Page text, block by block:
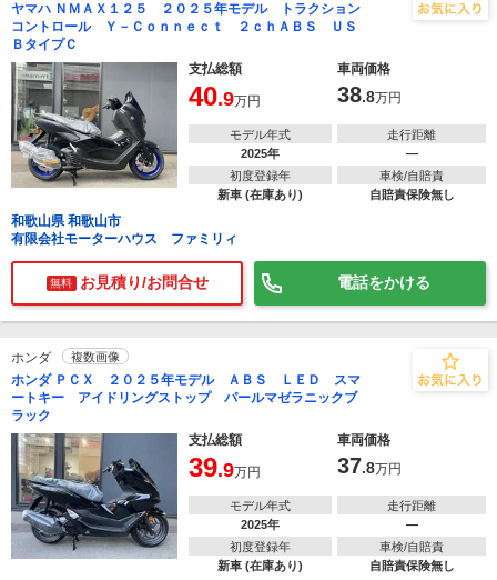
ヤマハ ＮＭＡＸ１２５ ２０２５年モデル トラクション
コントロール Ｙ－Ｃｏｎｎｅｃｔ ２ｃｈＡＢＳ ＵＳ
ＢタイプＣ
支払総額
車両価格
40.9万円 38.8万円
モデル年式
2025年
走行距離
―
初度登録年
新車 (在庫あり)
車検/自賠責
自賠責保険無し
和歌山県 和歌山市
有限会社モーターハウス ファミリィ
無料 お見積り/お問合せ 電話をかける
ホンダ 複数画像
ホンダ ＰＣＸ ２０２５年モデル ＡＢＳ ＬＥＤ スマ
ートキー アイドリングストップ パールマゼラニックブ
ラック
支払総額
車両価格
39.9万円 37.8万円
モデル年式
2025年
走行距離
―
初度登録年
新車 (在庫あり)
車検/自賠責
自賠責保険無し